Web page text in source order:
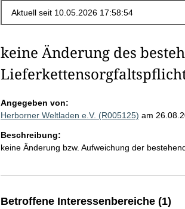
keine Änderung des
Angegeben von:
Herborner Weltladen e.V. (R005125) am
Beschreibung:
keine Änderung bzw. Aufweichung der
Betroffene Interessenbereiche (1)